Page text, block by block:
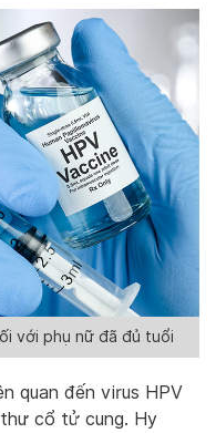
với phụ nữ đã đủ tuổi
quan đến virus HPV
cổ tử cung. Hy